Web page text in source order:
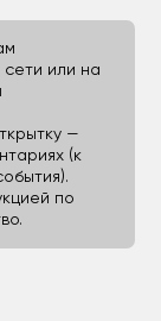
или на
—
(к
по